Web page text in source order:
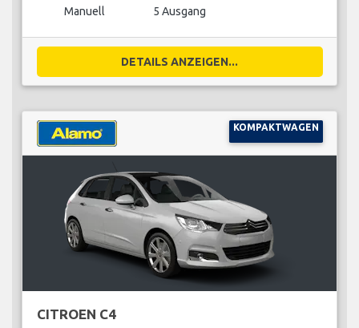
Manuell 5 Ausgang
DETAILS ANZEIGEN...
KOMPAKTWAGEN
CITROEN C4